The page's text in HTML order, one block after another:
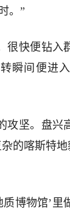
。”
很快便钻入
瞬间便进
攻坚。盘兴
的喀斯特
博物馆’里